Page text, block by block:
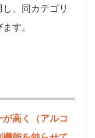
、同カテゴリ
す。
高く（アルコ